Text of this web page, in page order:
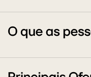
O que as